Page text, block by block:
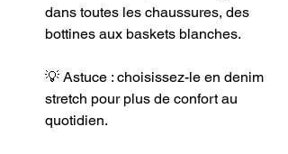
dans toutes les chaussures, des
bottines aux baskets blanches.
💡 Astuce : choisissez-le en denim
stretch pour plus de confort au
quotidien.